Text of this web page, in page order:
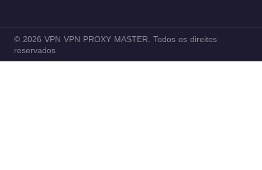
© 2026 VPN VPN PROXY MASTER. Todos os direitos
reservados